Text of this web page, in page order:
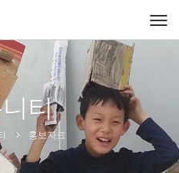
티
홍보자료